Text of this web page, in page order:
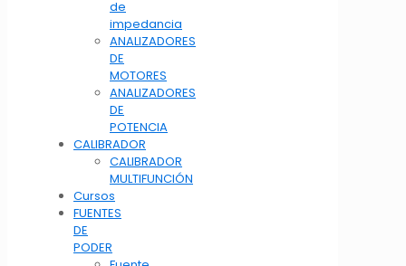
de
impedancia
ANALIZADORES
DE
MOTORES
ANALIZADORES
DE
POTENCIA
CALIBRADOR
CALIBRADOR
MULTIFUNCIÓN
Cursos
FUENTES
DE
PODER